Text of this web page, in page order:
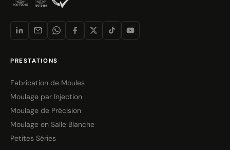
PRESTATIONS
Fabrication de Moules
Moulage par Injection
Moulage de Précision
Moulage en Salle Blanche
Petites Séries